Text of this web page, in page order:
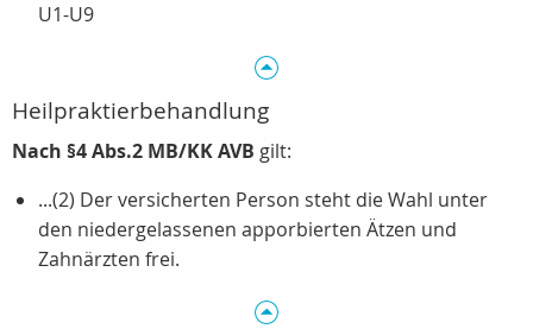
U1-U9
Heilpraktierbehandlung
Nach §4 Abs.2 MB/KK AVB gilt:
...(2) Der versicherten Person steht die Wahl unter
den niedergelassenen apporbierten Ätzen und
Zahnärzten frei.